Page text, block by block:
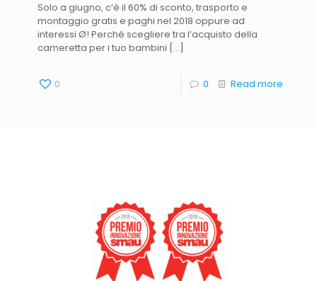
Solo a giugno, c’è il 60% di sconto, trasporto e
montaggio gratis e paghi nel 2018 oppure ad
interessi Ø! Perché scegliere tra l’acquisto della
cameretta per i tuo bambini […]
0 0 Read more